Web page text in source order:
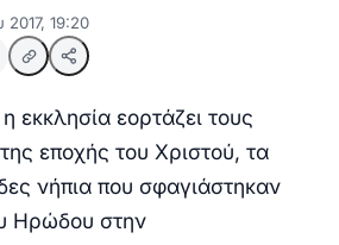
2017, 19:20
εκκλησία εορτάζει τους
εποχής του Χριστού, τα
νήπια που σφαγιάστηκαν
Ηρώδου στην